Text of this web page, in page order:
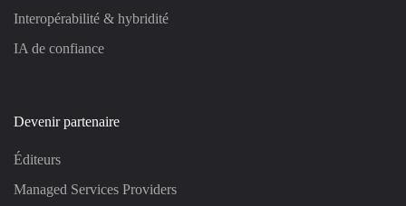
Interopérabilité & hybridité
IA de confiance
Devenir partenaire
Éditeurs
Managed Services Providers